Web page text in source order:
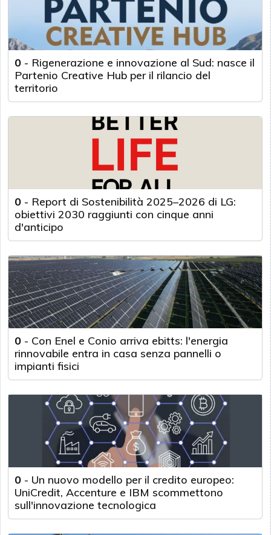
0 - Rigenerazione e innovazione al Sud: nasce il
Partenio Creative Hub per il rilancio del
territorio
0 - Report di Sostenibilità 2025–2026 di LG:
obiettivi 2030 raggiunti con cinque anni
d'anticipo
0 - Con Enel e Conio arriva ebitts: l'energia
rinnovabile entra in casa senza pannelli o
impianti fisici
0 - Un nuovo modello per il credito europeo:
UniCredit, Accenture e IBM scommettono
sull'innovazione tecnologica